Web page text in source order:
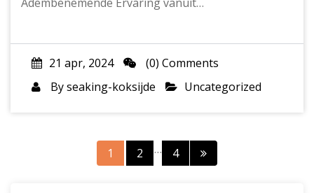
21 apr, 2024
(0) Comments
Byseaking-koksijde Uncategorized
Berichtnavigatie
1 2 … 4